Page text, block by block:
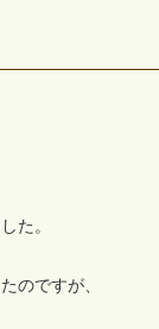
た。
のですが、